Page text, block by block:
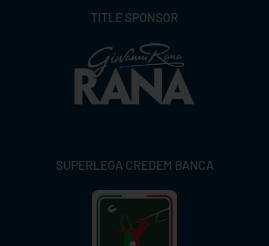
TITLE SPONSOR
SUPERLEGA CREDEM BANCA